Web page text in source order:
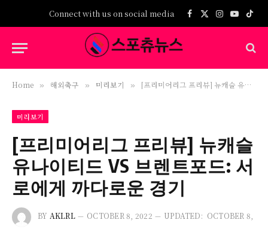
Connect with us on social media Facebook
X
Instagram
Home » 해외축구 » 미리보기 » [프리미어리그 프리뷰] 뉴캐슬 유나이티드 VS 브렌트포드: 서로에게 까다로운 경기
미리보기
[프리미어리그 프리뷰] 뉴캐슬
유나이티드 VS 브렌트포드: 서
로에게 까다로운 경기
BY AKLRL OCTOBER 8, 2022 UPDATED: OCTOBER 8,